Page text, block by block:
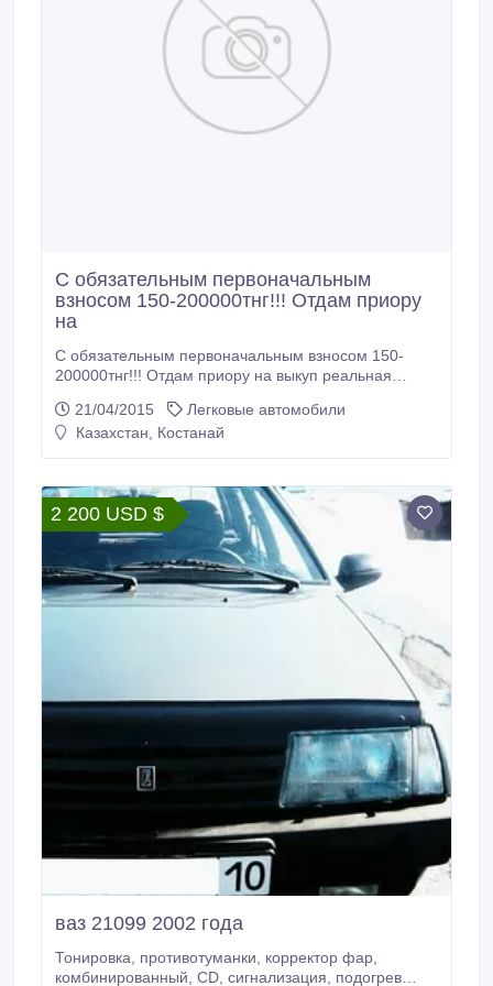
С обязательным первоначальным
взносом 150-200000тнг!!! Отдам приору
на
С обязательным первоначальным взносом 150-
200000тнг!!! Отдам приору на выкуп реальная
года. график платежа 6/1 день выходной. Полулюкс,
музыка, титаны, сигналка, тонировка, чехлы под
21/04/2015
Легковые автомобили
Казахстан, Костанай
2 200 USD $
ваз 21099 2002 года
Тонировка, противотуманки, корректор фар,
комбинированный, CD, сигнализация, подогрев